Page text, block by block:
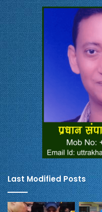
Last Modified Posts